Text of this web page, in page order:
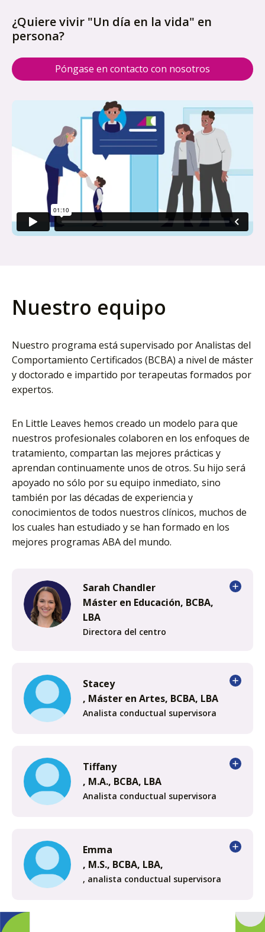
¿Quiere vivir "Un día en la vida" en
persona?
Póngase en contacto con nosotros
Nuestro equipo
Nuestro programa está supervisado por Analistas del
Comportamiento Certificados (BCBA) a nivel de máster
y doctorado e impartido por terapeutas formados por
expertos.
En Little Leaves hemos creado un modelo para que
nuestros profesionales colaboren en los enfoques de
tratamiento, compartan las mejores prácticas y
aprendan continuamente unos de otros. Su hijo será
apoyado no sólo por su equipo inmediato, sino
también por las décadas de experiencia y
conocimientos de todos nuestros clínicos, muchos de
los cuales han estudiado y se han formado en los
mejores programas ABA del mundo.
Sarah Chandler
Máster en Educación, BCBA,
LBA
Directora del centro
Stacey
, Máster en Artes, BCBA, LBA
Analista conductual supervisora
Tiffany
, M.A., BCBA, LBA
Analista conductual supervisora
Emma
, M.S., BCBA, LBA,
, analista conductual supervisora